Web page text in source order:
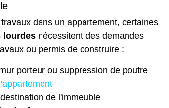
dans un appartement, certaines
lourdes nécessitent des demandes
ou permis de construire :
porteur ou suppression de poutre
de l'immeuble